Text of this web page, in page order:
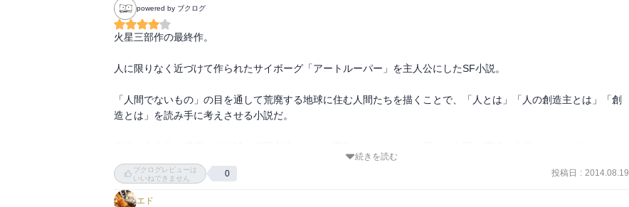
powered by ブクログ
火星三部作の最終作。
人に限りなく近づけて作られたサイボーグ「アートルーパー」を主人公にしたSF小説。
「人間でないもの」の目を通して荒廃する地球に住む人間たちを描くことで、「人とは」「人の創造主とは」「創
造とは」を読み手に考えさせる小説だ。
と引っかかる点は少しあったが、おおむね楽しく読めた。続きを読む
ブクログレビューは
いいねできません
0 投稿日 : 2014.08.19
エド